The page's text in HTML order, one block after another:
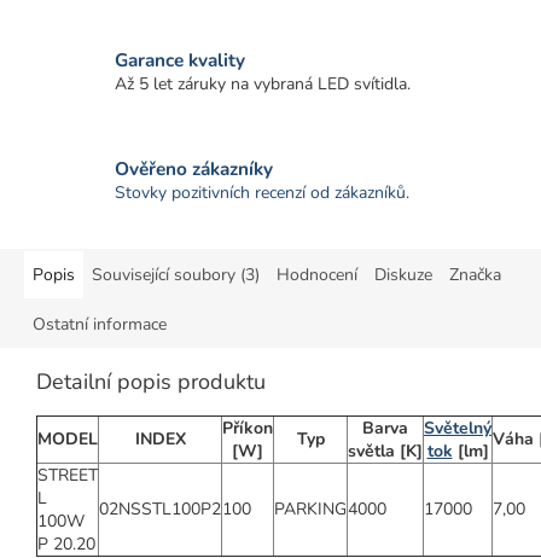
Garance kvality
Až 5 let záruky na vybraná LED svítidla.
Ověřeno zákazníky
Stovky pozitivních recenzí od zákazníků.
Popis Související soubory (3) Hodnocení Diskuze Značka
Ostatní informace
Detailní popis produktu
MODEL INDEX
Příkon
[W]
Typ
Barva
světla [K]
Světelný
tok [lm]
Váha
STREET
L
100W
P 20.20
02NSSTL100P2100 PARKING4000 17000 7,00